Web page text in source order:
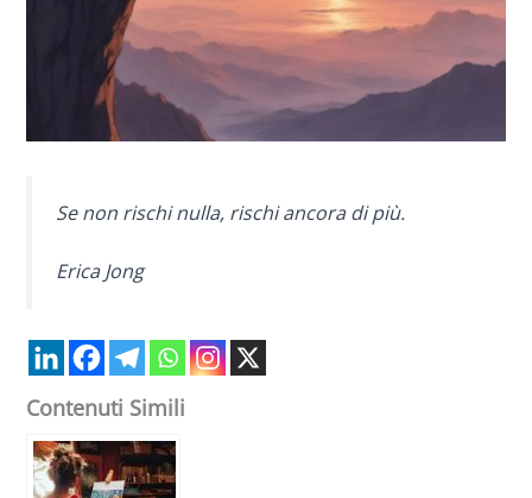
Se non rischi nulla, rischi ancora di più.
Erica Jong
Contenuti Simili